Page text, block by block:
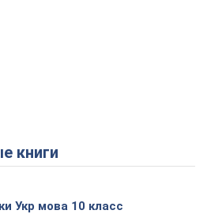
книги
Укр мова 10 класс